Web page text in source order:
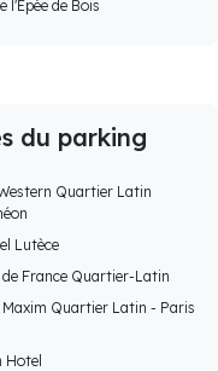
l'Épée de Bois
du parking
Quartier Latin
Lutèce
de France Quartier-Latin
Maxim Quartier Latin - Paris
Hotel